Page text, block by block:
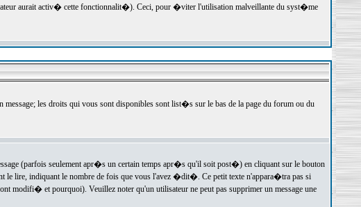
aurait activ� cette fonctionnalit�). Ceci, pour �viter l'utilisation malveillante du syst�me
les droits qui vous sont disponibles sont list�s sur le bas de la page du forum ou du
(parfois seulement apr�s un certain temps apr�s qu'il soit post�) en cliquant sur le bouton
lire, indiquant le nombre de fois que vous l'avez �dit�. Ce petit texte n'appara�tra pas si
modifi� et pourquoi). Veuillez noter qu'un utilisateur ne peut pas supprimer un message une